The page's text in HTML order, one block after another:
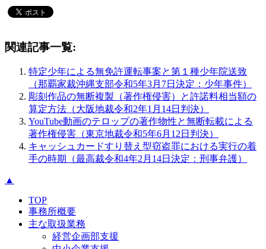
関連記事一覧:
特定少年による無免許運転事案と第１種少年院送致
（那覇家裁沖縄支部令和5年3月7日決定：少年事件）
彫刻作品の無断複製（著作権侵害）と許諾料相当額の
算定方法（大阪地裁令和2年1月14日判決）
YouTube動画のテロップの著作物性と無断転載による
著作権侵害（東京地裁令和5年6月12日判決）
キャッシュカードすり替え型窃盗罪における実行の着
手の時期（最高裁令和4年2月14日決定：刑事弁護）
▲
TOP
事務所概要
主な取扱業務
経営企画部支援